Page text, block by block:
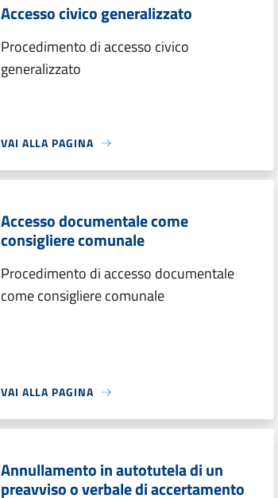
Accesso civico generalizzato
Procedimento di accesso civico
generalizzato
VAI ALLA PAGINA
Accesso documentale come
consigliere comunale
Procedimento di accesso documentale
come consigliere comunale
VAI ALLA PAGINA
Annullamento in autotutela di un
preavviso o verbale di accertamento